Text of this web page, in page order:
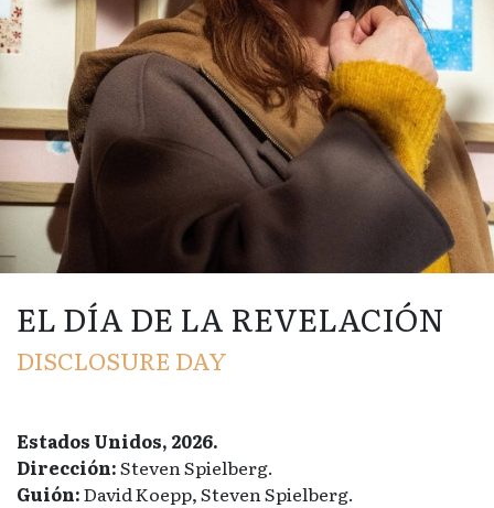
EL DÍA DE LA REVELACIÓN
DISCLOSURE DAY
Estados Unidos, 2026.
Dirección:Steven Spielberg.
Guión:David Koepp, Steven Spielberg.